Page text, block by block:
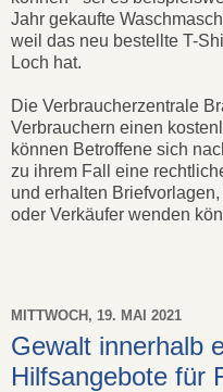
Jahr gekaufte
weil das neu bestellte T-
Loch hat.
Die Verbraucherzentrale
Verbrauchern einen
können Betroffene sich
zu ihrem Fall eine
und erhalten
oder Verkäufer wenden
MITTWOCH, 19. MAI 2021
Gewalt innerhalb
Hilfsangebote für